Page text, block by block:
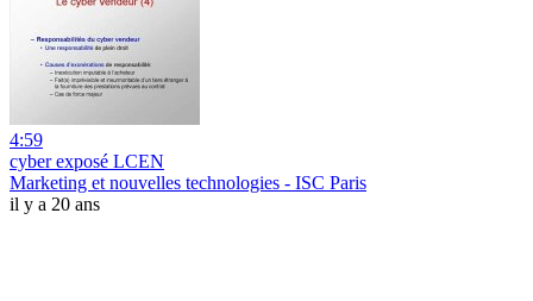
4:59
cyber exposé LCEN
Marketing et nouvelles technologies - ISC Paris
il y a 20 ans